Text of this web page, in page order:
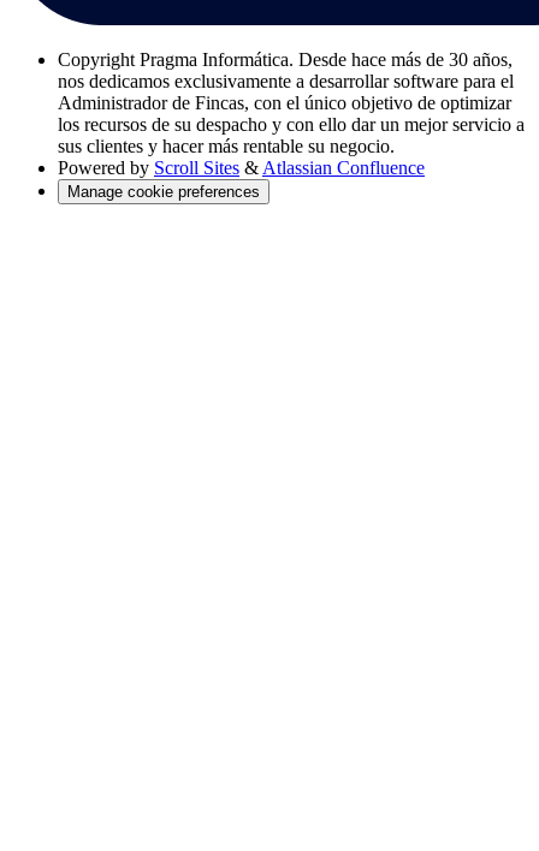
Copyright Pragma Informática. Desde hace más de 30 años,
nos dedicamos exclusivamente a desarrollar software para el
Administrador de Fincas, con el único objetivo de optimizar
los recursos de su despacho y con ello dar un mejor servicio a
sus clientes y hacer más rentable su negocio.
Powered by Scroll Sites & Atlassian Confluence
Manage cookie preferences